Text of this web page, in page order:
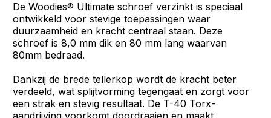
De Woodies® Ultimate schroef verzinkt is speciaal
ontwikkeld voor stevige toepassingen waar
duurzaamheid en kracht centraal staan. Deze
schroef is 8,0 mm dik en 80 mm lang waarvan
80mm bedraad.
Dankzij de brede tellerkop wordt de kracht beter
verdeeld, wat splijtvorming tegengaat en zorgt voor
een strak en stevig resultaat. De T-40 Torx-
aandrijving voorkomt doordraaien en maakt